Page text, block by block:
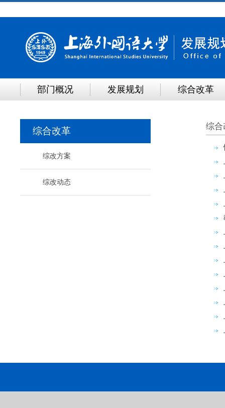
部门概况 发展规划 综合改革
综合改革
综改方案
综改动态
综合